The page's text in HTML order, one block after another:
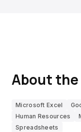
About
Microsoft Excel
Human Resources
Spreadsheets